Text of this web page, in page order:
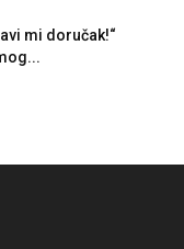
mi doručak!“